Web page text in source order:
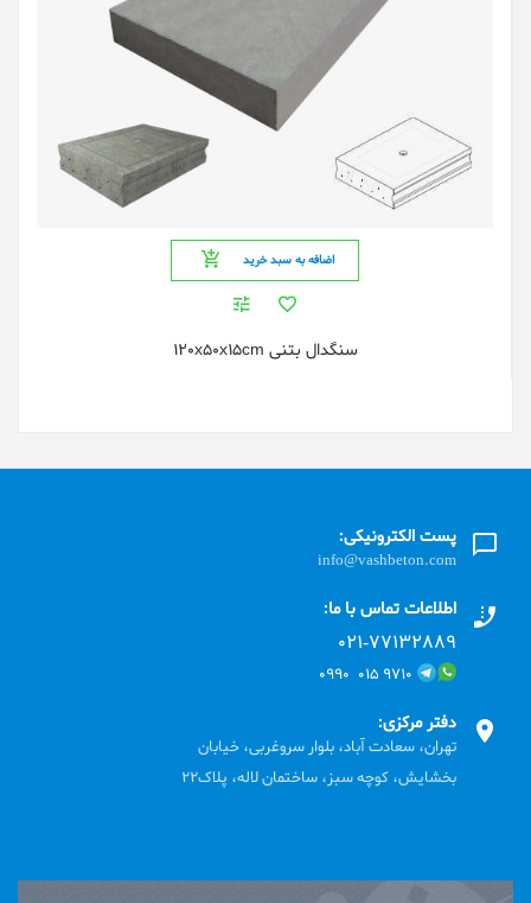
اضافه به سبد خرید
سنگدال بتنی 120x50x15cm
پست الکترونیکی:
info@vashbeton.com
اطلاعات تماس با ما:
۰۲۱-۷۷۱٣۲۸۸۹
۹۷۱۰ ۰۱۵ ۰۹۹۰
دفتر مرکزی:
تهران، سعادت آباد، بلوار سروغربی، خیابان
بخشایش، کوچه سبز، ساختمان لاله، پلاک22